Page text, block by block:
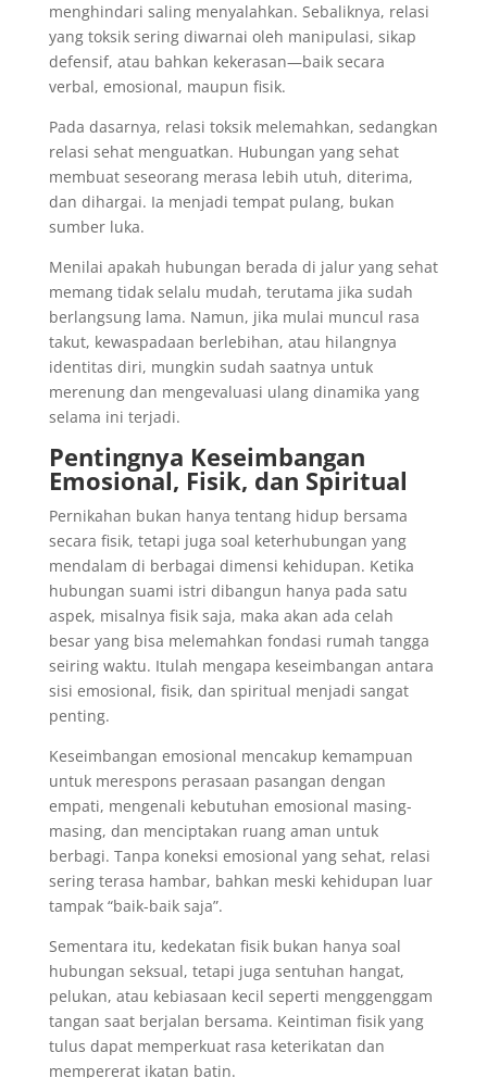
menghindari saling menyalahkan. Sebaliknya, relasi
yang toksik sering diwarnai oleh manipulasi, sikap
defensif, atau bahkan kekerasan—baik secara
verbal, emosional, maupun fisik.
Pada dasarnya, relasi toksik melemahkan, sedangkan
relasi sehat menguatkan. Hubungan yang sehat
membuat seseorang merasa lebih utuh, diterima,
dan dihargai. Ia menjadi tempat pulang, bukan
sumber luka.
Menilai apakah hubungan berada di jalur yang sehat
memang tidak selalu mudah, terutama jika sudah
berlangsung lama. Namun, jika mulai muncul rasa
takut, kewaspadaan berlebihan, atau hilangnya
identitas diri, mungkin sudah saatnya untuk
merenung dan mengevaluasi ulang dinamika yang
selama ini terjadi.
Pentingnya Keseimbangan
Emosional, Fisik, dan Spiritual
Pernikahan bukan hanya tentang hidup bersama
secara fisik, tetapi juga soal keterhubungan yang
mendalam di berbagai dimensi kehidupan. Ketika
hubungan suami istri dibangun hanya pada satu
aspek, misalnya fisik saja, maka akan ada celah
besar yang bisa melemahkan fondasi rumah tangga
seiring waktu. Itulah mengapa keseimbangan antara
sisi emosional, fisik, dan spiritual menjadi sangat
penting.
Keseimbangan emosional mencakup kemampuan
untuk merespons perasaan pasangan dengan
empati, mengenali kebutuhan emosional masing-
masing, dan menciptakan ruang aman untuk
berbagi. Tanpa koneksi emosional yang sehat, relasi
sering terasa hambar, bahkan meski kehidupan luar
tampak “baik-baik saja”.
Sementara itu, kedekatan fisik bukan hanya soal
hubungan seksual, tetapi juga sentuhan hangat,
pelukan, atau kebiasaan kecil seperti menggenggam
tangan saat berjalan bersama. Keintiman fisik yang
tulus dapat memperkuat rasa keterikatan dan
mempererat ikatan batin.